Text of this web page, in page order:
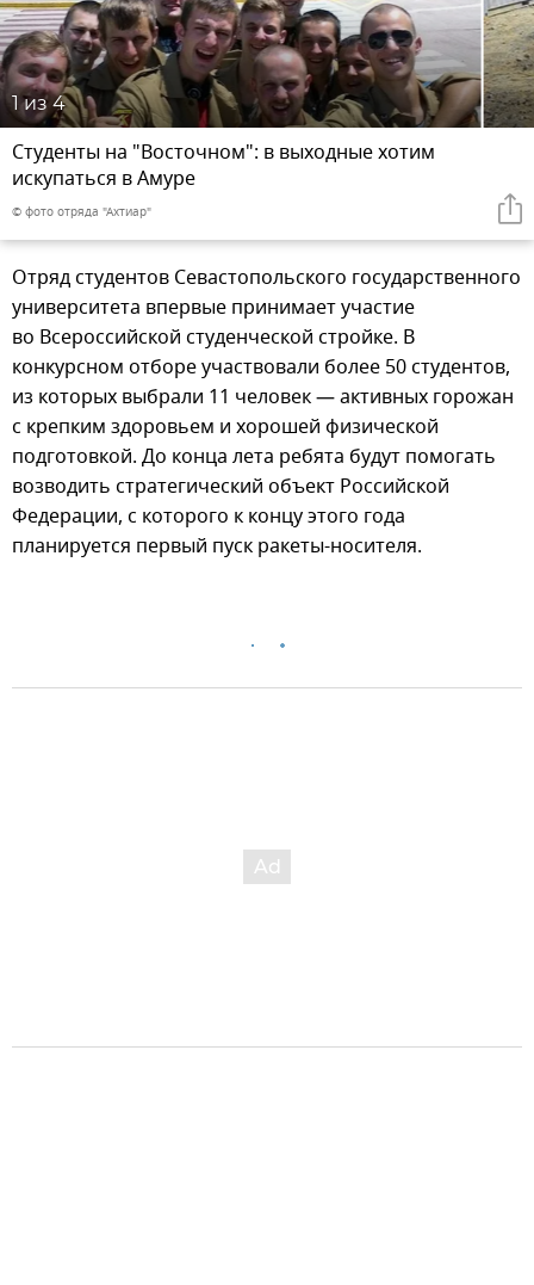
1из 4
Студенты на "Восточном": в выходные хотим
искупаться в Амуре
© фото отряда "Ахтиар"
Отряд студентов Севастопольского государственного
университета впервые принимает участие
во Всероссийской студенческой стройке. В
конкурсном отборе участвовали более 50 студентов,
из которых выбрали 11 человек — активных горожан
с крепким здоровьем и хорошей физической
подготовкой. До конца лета ребята будут помогать
возводить стратегический объект Российской
Федерации, с которого к концу этого года
планируется первый пуск ракеты-носителя.